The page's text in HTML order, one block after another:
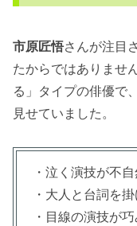
市原匠悟さんが注目
たからではありませ
る」タイプの俳優で
見せていました。
・泣く演技が不
・大人と台詞を
・目線の演技が